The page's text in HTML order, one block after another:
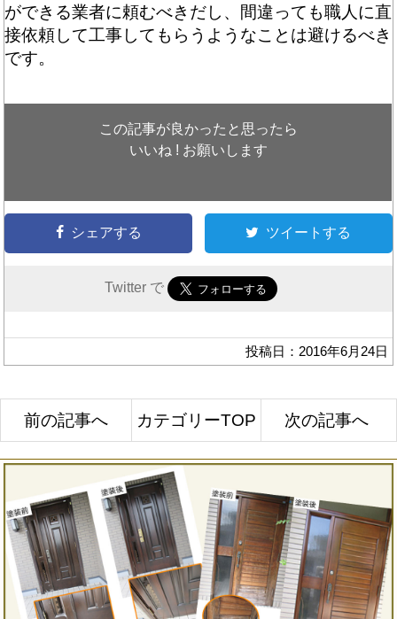
ができる業者に頼むべきだし、間違っても職人に直
接依頼して工事してもらうようなことは避けるべき
です。
この記事が良かったと思ったら
いいね ! お願いします
シェアする ツイートする
Twitter で
投稿日：2016年6月24日
前の記事へ カテゴリーTOP 次の記事へ